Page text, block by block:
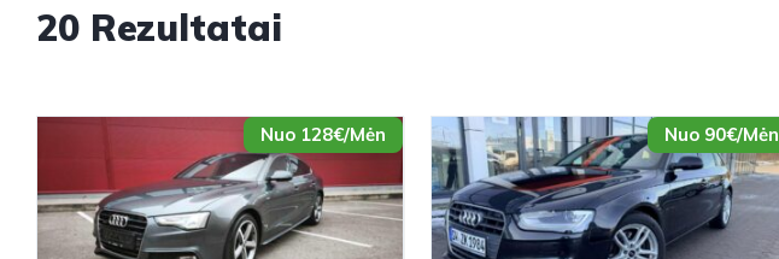
20 Rezultatai
Nuo 128€/Mėn Nuo 90€/Mėn